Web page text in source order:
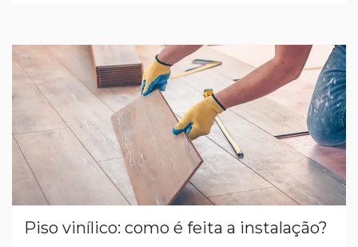
Piso vinílico: como é feita a instalação?